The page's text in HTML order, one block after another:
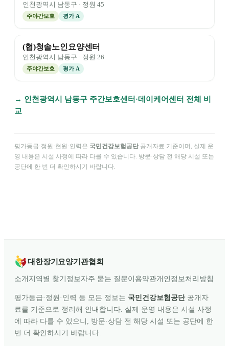
인천광역시 남동구 · 정원 45
주야간보호 평가 A
(협)청솔노인요양센터
인천광역시 남동구 · 정원 26
주야간보호 평가 A
→ 인천광역시 남동구 주간보호센터·데이케어센터 전체 비
교
평가등급·정원·현원·인력은 국민건강보험공단 공개자료 기준이며, 실제 운
영 내용은 시설 사정에 따라 다를 수 있습니다. 방문·상담 전 해당 시설 또는
공단에 한 번 더 확인하시기 바랍니다.
대한장기요양기관협회
소개 지역별 찾기 정보자주 묻는 질문이용약관개인정보처리방침
평가등급·정원·인력 등 모든 정보는 국민건강보험공단공개자
료를 기준으로 정리해 안내합니다. 실제 운영 내용은 시설 사정
에 따라 다를 수 있으니, 방문·상담 전 해당 시설 또는 공단에 한
번 더 확인하시기 바랍니다.